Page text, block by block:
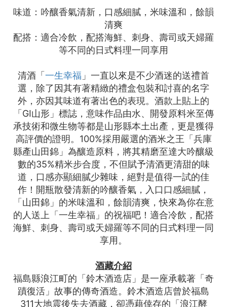
味道：吟釀香氣清新，口感細膩，米味溫和，餘韻
清爽
配搭：適合冷飲，配搭海鮮、刺身、壽司或天婦羅
等不同的日式料理一同享用
清酒「 一生幸福 」一直以來是不少酒迷的送禮首
選，除了因其有著精緻的禮盒包裝和討喜的名字
外，亦因其味道有著出色的表現。酒款上貼上的
「GI山形」標誌，意味作品由水、開發原料米至傳
承技術和微生物等都是山形縣本土出產，更是獲得
高評價的證明。100%採用嚴選的酒米之王「兵庫
縣產山田錦」為釀造原料，將其精磨至達大吟釀級
數的35%精米步合度，不但賦予清酒更清甜的味
道，口感亦顯細膩少雜味，絕對是值得一試的佳
作！開瓶散發清新的吟釀香氣，入口口感細膩，
「山田錦」的米味溫和，餘韻清爽，快來為你在意
的人送上「一生幸福」的祝福吧！適合冷飲，配搭
海鮮、刺身、壽司或天婦羅等不同的日式料理一同
享用。
酒藏介紹
福島縣浪江町的「鈴木酒造店」是一座承載著「奇
蹟復活」故事的傳奇酒造。鈴木酒造店曾於福島
311大地震後失去酒藏，卻憑藉倖存的「浪江酵